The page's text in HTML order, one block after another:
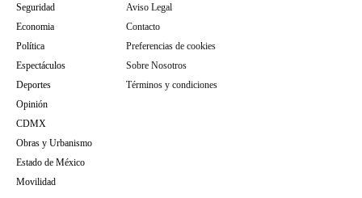
Seguridad
Economia
Política
Espectáculos
Deportes
Opinión
CDMX
Obras y Urbanismo
Estado de México
Movilidad
Aviso Legal
Contacto
Preferencias de cookies
Sobre Nosotros
Términos y condiciones